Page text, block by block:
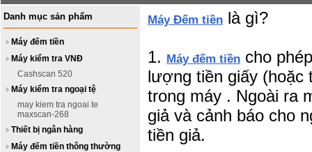
Danh mục sản phẩm
Máy đếm tiền
Máy kiểm tra VNĐ
Cashscan 520
Máy kiểm tra ngoại tệ
may kiem tra ngoai te
maxscan-268
Thiết bị ngân hàng
Máy đếm tiền thông thường
Máy Đếm tiền là gì?
1. Máy đếm tiền cho
lượng tiền giấy (hoặc
trong máy . Ngoài ra
giả và cảnh báo cho
tiền giả.